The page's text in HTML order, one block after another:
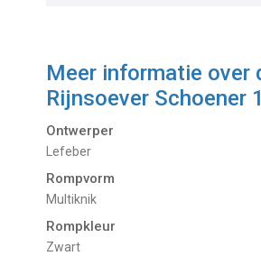
Meer informatie over
Rijnsoever Schoener
Ontwerper
Lefeber
Rompvorm
Multiknik
Rompkleur
Zwart